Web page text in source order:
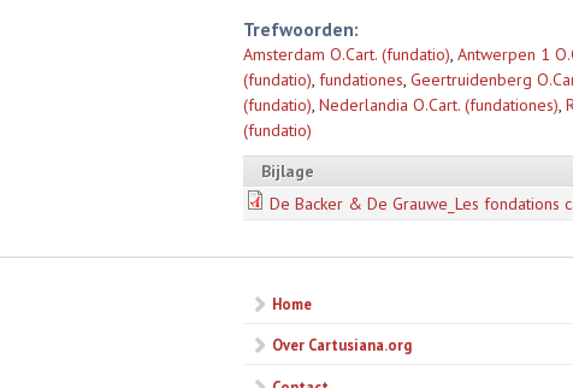
Trefwoorden:
Amsterdam O.Cart. (fundatio), Antwerpen 1
(fundatio), fundationes, Geertruidenberg
(fundatio), Nederlandia O.Cart. (fundationes),
(fundatio)
Bijlage
De Backer & De Grauwe_Les fondations
Home
Over Cartusiana.org